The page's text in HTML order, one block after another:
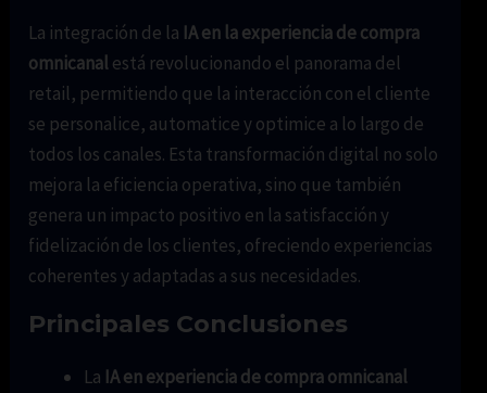
La integración de la IA en la experiencia de compra
omnicanalestá revolucionando el panorama del
retail, permitiendo que la interacción con el cliente
se personalice, automatice y optimice a lo largo de
todos los canales. Esta transformación digital no solo
mejora la eficiencia operativa, sino que también
genera un impacto positivo en la satisfacción y
fidelización de los clientes, ofreciendo experiencias
coherentes y adaptadas a sus necesidades.
Principales Conclusiones
La IA en experiencia de compra omnicanal